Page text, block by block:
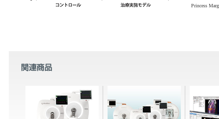
Princess